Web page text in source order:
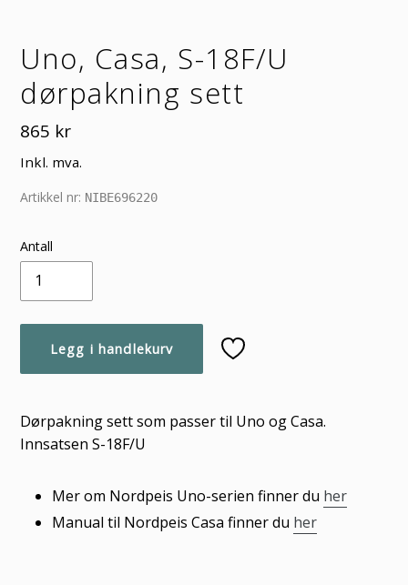
Uno, Casa, S-18F/U
dørpakning sett
Vanlig
pris
865 kr
Inkl. mva.
Artikkel nr: NIBE696220
Antall
Legg i handlekurv
til
produkter
Dørpakning sett som passer til Uno og Casa.
Innsatsen S-18F/U
Mer om Nordpeis Uno-serien finner du her
Manual til Nordpeis Casa finner du her